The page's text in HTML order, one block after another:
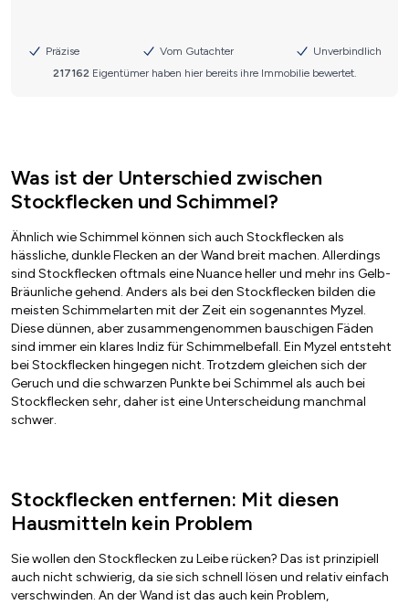
Was ist der Unterschied zwischen
Stockflecken und Schimmel?
Ähnlich wie Schimmel können sich auch Stockflecken als
hässliche, dunkle Flecken an der Wand breit machen. Allerdings
sind Stockflecken oftmals eine Nuance heller und mehr ins Gelb-
Bräunliche gehend. Anders als bei den Stockflecken bilden die
meisten Schimmelarten mit der Zeit ein sogenanntes Myzel.
Diese dünnen, aber zusammengenommen bauschigen Fäden
sind immer ein klares Indiz für Schimmelbefall. Ein Myzel entsteht
bei Stockflecken hingegen nicht. Trotzdem gleichen sich der
Geruch und die schwarzen Punkte bei Schimmel als auch bei
Stockflecken sehr, daher ist eine Unterscheidung manchmal
schwer.
Stockflecken entfernen: Mit diesen
Hausmitteln kein Problem
Sie wollen den Stockflecken zu Leibe rücken? Das ist prinzipiell
auch nicht schwierig, da sie sich schnell lösen und relativ einfach
verschwinden. An der Wand ist das auch kein Problem,